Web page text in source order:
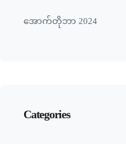
အောက်တိုဘာ 2024
Categories